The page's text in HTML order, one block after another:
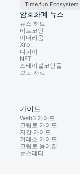
Time.fun Ecosystem
암호화폐 뉴스
뉴스 허브
비트코인
이더리움
Xrp
디파이
NFT
스테이블코인들
보도 자료
가이드
Web3 가이드
크립토 가이드
지갑 가이드
거래소 가이드
크립토 용어집
뉴스레터